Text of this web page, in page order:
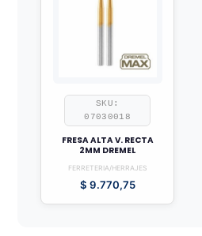
SKU:
07030018
FRESA ALTA V. RECTA
2MM DREMEL
FERRETERIA/HERRAJES
$ 9.770,75